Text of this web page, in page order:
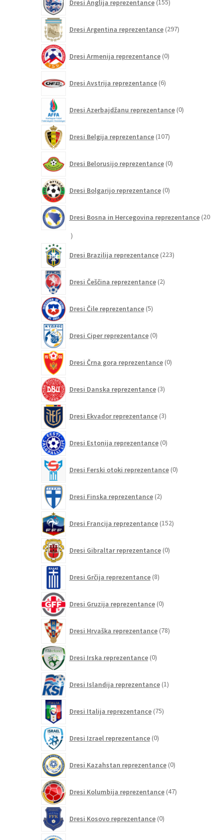
Dresi Anglija reprezentance 155izdelkov
Dresi Argentina reprezentance 297izdelkov
Dresi Armenija reprezentance 0izdelkov
Dresi Avstrija reprezentance 6izdelkov
Dresi Azerbajdžanu reprezentance 0izdelkov
Dresi Belgija reprezentance 107izdelkov
Dresi Belorusijo reprezentance 0izdelkov
Dresi Bolgarijo reprezentance 0izdelkov
Dresi Bosna in Hercegovina reprezentance 20
20
Dresi Brazilija reprezentance 223izdelkov
Dresi Češčina reprezentance 2izdelka
Dresi Čile reprezentance 5izdelkov
Dresi Ciper reprezentance 0izdelkov
Dresi Črna gora reprezentance 0izdelkov
Dresi Danska reprezentance 3izdelki
Dresi Ekvador reprezentance 3izdelki
Dresi Estonija reprezentance 0izdelkov
Dresi Ferski otoki reprezentance 0izdelkov
Dresi Finska reprezentance 2izdelka
Dresi Francija reprezentance 152izdelkov
Dresi Gibraltar reprezentance 0izdelkov
Dresi Grčija reprezentance 8izdelkov
Dresi Gruzija reprezentance 0izdelkov
Dresi Hrvaška reprezentance 78izdelkov
Dresi Irska reprezentance 0izdelkov
Dresi Islandija reprezentance 1izdelek
Dresi Italija reprezentance 75izdelkov
Dresi Izrael reprezentance 0izdelkov
Dresi Kazahstan reprezentance 0izdelkov
Dresi Kolumbija reprezentance 47izdelkov
Dresi Kosovo reprezentance 0izdelkov